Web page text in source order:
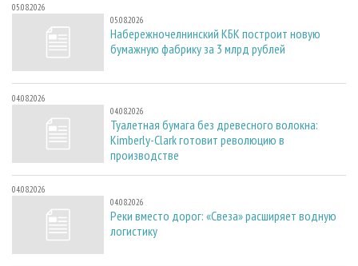
05.08.2026
05.08.2026
Набережночелнинский КБК построит новую
бумажную фабрику за 3 млрд рублей
04.08.2026
04.08.2026
Туалетная бумага без древесного волокна:
Kimberly-Clark готовит революцию в
производстве
04.08.2026
04.08.2026
Реки вместо дорог: «Свеза» расширяет водную
логистику